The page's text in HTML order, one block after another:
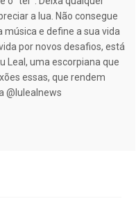
a lua. Não consegue
e define a sua vida
por novos desafios, está
Leal, uma escorpiana que
essas, que rendem
@lulealnews